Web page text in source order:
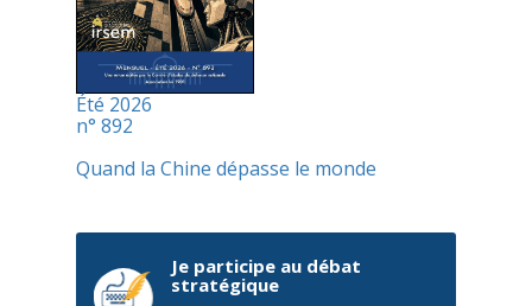
Été 2026
n° 892
Quand la Chine dépasse le monde
Je participe au débat
stratégique